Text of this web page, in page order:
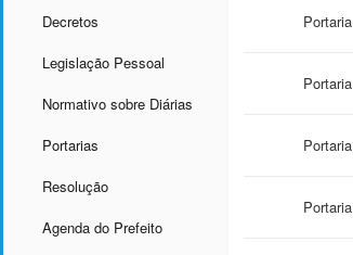
Decretos
Legislação Pessoal
Normativo sobre Diárias
Portarias
Resolução
Agenda do Prefeito
Portaria
Portaria
Portaria
Portaria